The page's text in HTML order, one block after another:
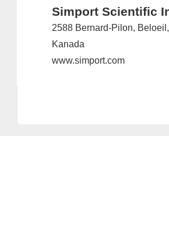
Simport Scientific
2588 Bernard-Pilon,
Kanada
www.simport.com